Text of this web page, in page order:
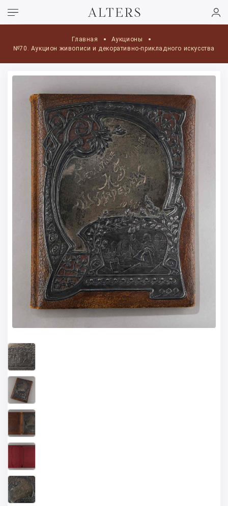
Главная
Аукционы
№70. Аукцион живописи и декоративно-прикладного искусства